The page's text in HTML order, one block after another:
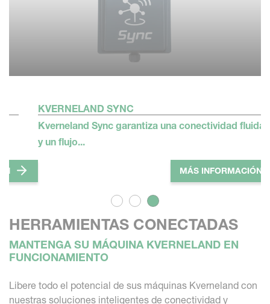
KVERNELAND SERVICECENTRE
Despídase de los desplazamientos y las demoras:
obtenga asistencia...
MÁS INFORMACIÓN
HERRAMIENTAS CONECTADAS
MANTENGA SU MÁQUINA KVERNELAND EN
FUNCIONAMIENTO
Libere todo el potencial de sus máquinas Kverneland con
nuestras soluciones inteligentes de conectividad y